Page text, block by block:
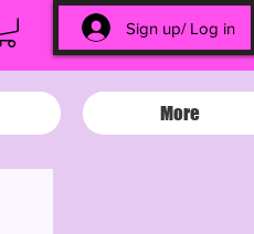
Sign up/ Log in
More